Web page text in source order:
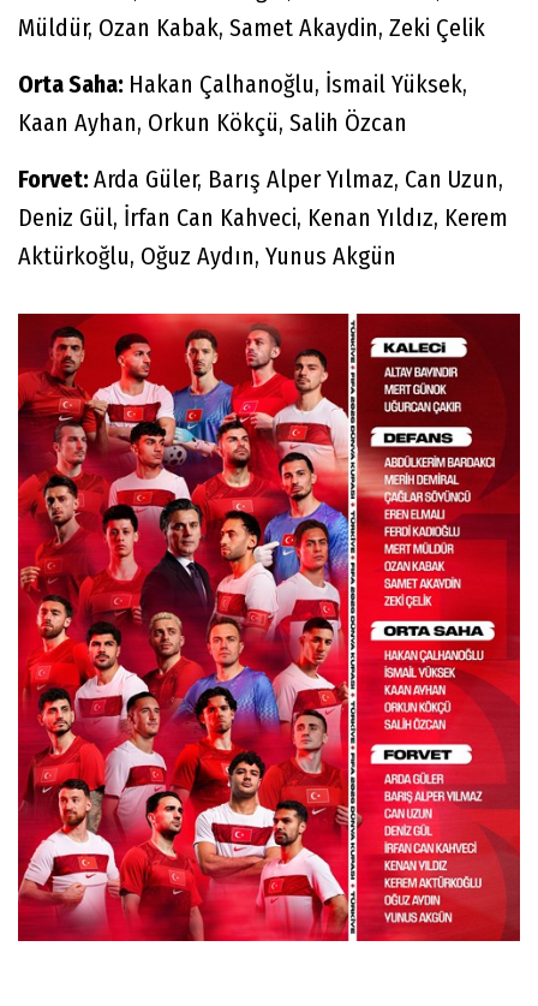
Müldür, Ozan Kabak, Samet Akaydin, Zeki Çelik
Orta Saha: Hakan Çalhanoğlu, İsmail Yüksek,
Kaan Ayhan, Orkun Kökçü, Salih Özcan
Forvet:Arda Güler, Barış Alper Yılmaz, Can Uzun,
Deniz Gül, İrfan Can Kahveci, Kenan Yıldız, Kerem
Aktürkoğlu, Oğuz Aydın, Yunus Akgün